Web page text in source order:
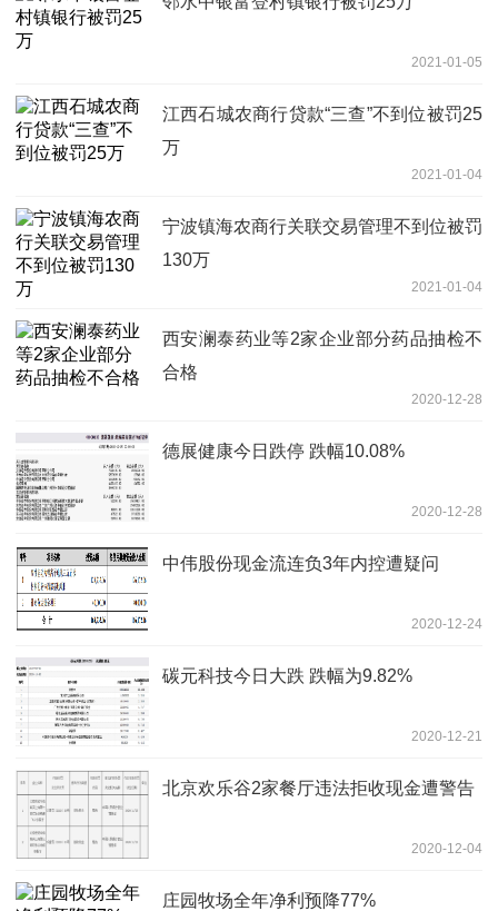
2021-01-05
江西石城农商行贷款“三查”不到位被罚25
万
2021-01-04
宁波镇海农商行关联交易管理不到位被罚
130万
2021-01-04
西安澜泰药业等2家企业部分药品抽检不
合格
2020-12-28
德展健康今日跌停 跌幅10.08%
2020-12-28
中伟股份现金流连负3年内控遭疑问
2020-12-24
碳元科技今日大跌 跌幅为9.82%
2020-12-21
北京欢乐谷2家餐厅违法拒收现金遭警告
2020-12-04
庄园牧场全年净利预降77%